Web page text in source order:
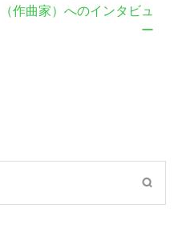
（作曲家）へのインタビュ
ー